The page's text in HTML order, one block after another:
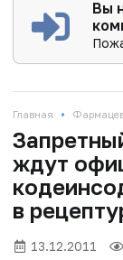
Вы
Главная •
ждут
в
13.12.2011